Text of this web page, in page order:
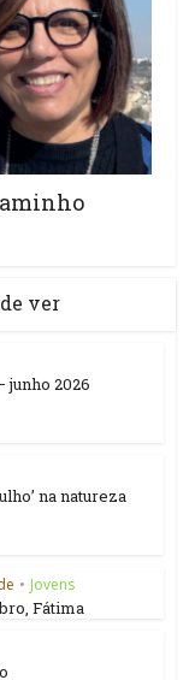
ver
junho 2026
na natureza
• Jovens
Fátima